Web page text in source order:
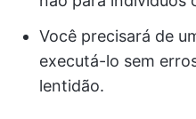
Você precisará de
executá-lo sem
lentidão.